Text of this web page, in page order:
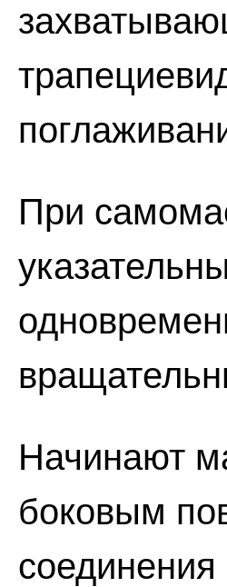
При
Начинают
боковым